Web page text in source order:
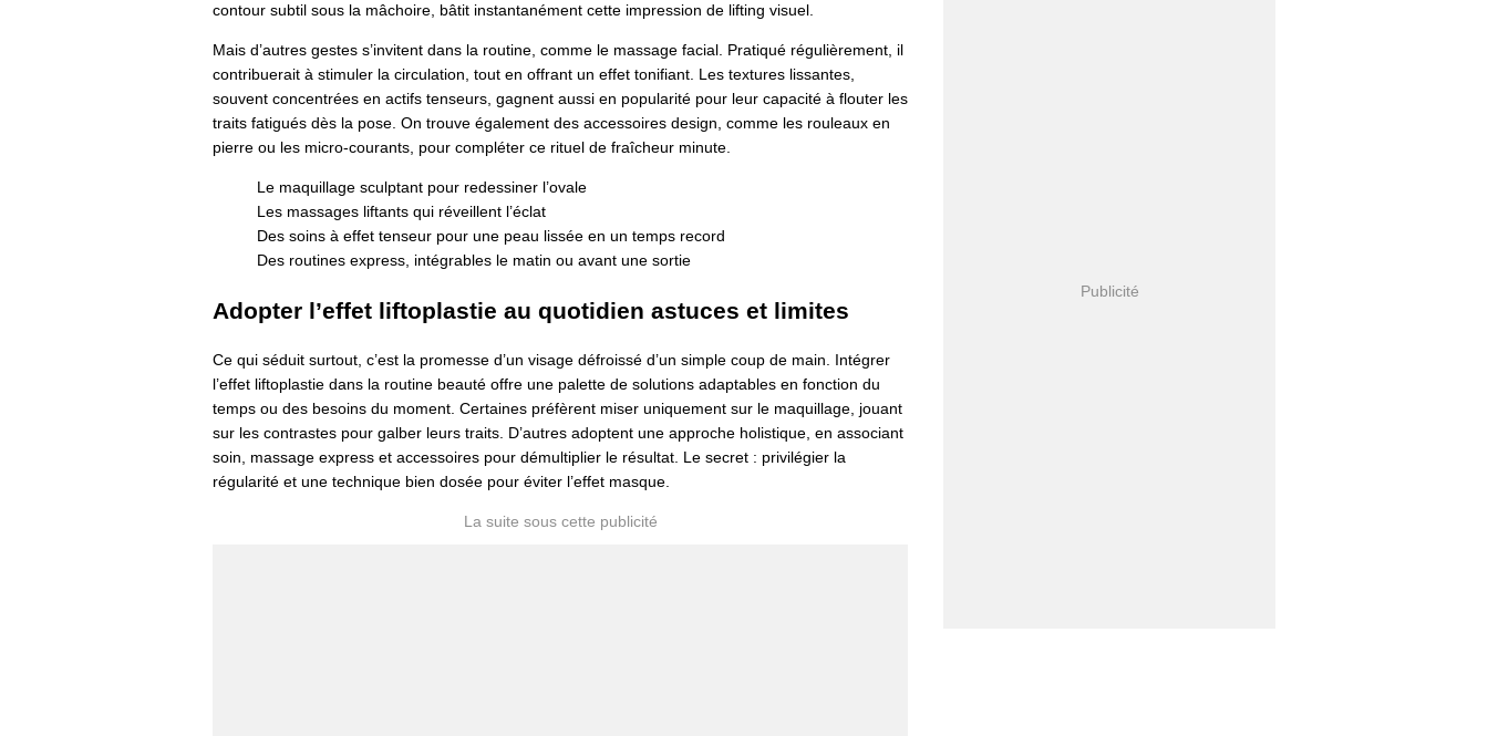
contour subtil sous la mâchoire, bâtit instantanément cette impression de lifting visuel.
Mais d’autres gestes s’invitent dans la routine, comme le massage facial. Pratiqué régulièrement, il
contribuerait à stimuler la circulation, tout en offrant un effet tonifiant. Les textures lissantes,
souvent concentrées en actifs tenseurs, gagnent aussi en popularité pour leur capacité à flouter les
traits fatigués dès la pose. On trouve également des accessoires design, comme les rouleaux en
pierre ou les micro-courants, pour compléter ce rituel de fraîcheur minute.
Le maquillage sculptant pour redessiner l’ovale
Les massages liftants qui réveillent l’éclat
Des soins à effet tenseur pour une peau lissée en un temps record
Des routines express, intégrables le matin ou avant une sortie
Adopter l’effet liftoplastie au quotidien astuces et limites
Ce qui séduit surtout, c’est la promesse d’un visage défroissé d’un simple coup de main. Intégrer
l’effet liftoplastie dans la routine beauté offre une palette de solutions adaptables en fonction du
temps ou des besoins du moment. Certaines préfèrent miser uniquement sur le maquillage, jouant
sur les contrastes pour galber leurs traits. D’autres adoptent une approche holistique, en associant
soin, massage express et accessoires pour démultiplier le résultat. Le secret : privilégier la
régularité et une technique bien dosée pour éviter l’effet masque.